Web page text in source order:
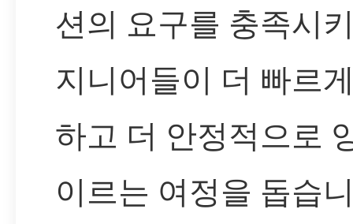
션의 요구를 충족시
지니어들이 더 빠르
하고 더 안정적으로
이르는 여정을 돕습